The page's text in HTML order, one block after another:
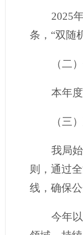
2025
条，“双随
（二
本年
（三）
我局
则，通过
线，确保
今年